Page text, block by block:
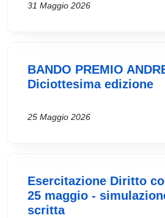
31 Maggio 2026
BANDO PREMIO
Diciottesima edizione
25 Maggio 2026
Esercitazione Diritto
25 maggio -
scritta